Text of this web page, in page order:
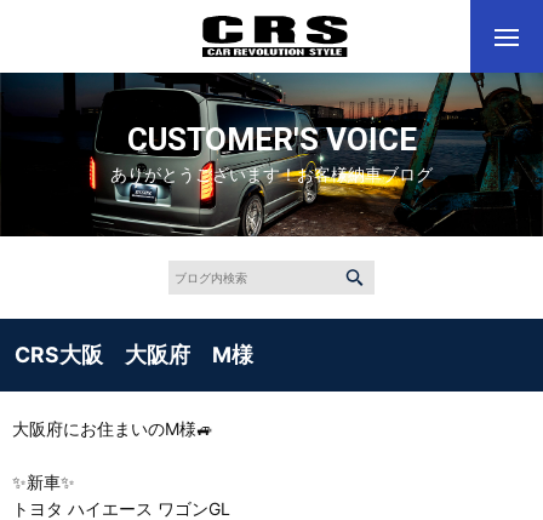
CUSTOMER'S VOICE
ありがとうございます！お客様納車ブログ
CRS大阪 大阪府 M様
大阪府にお住まいのM様🚙
✨新車✨
トヨタ ハイエース ワゴンGL